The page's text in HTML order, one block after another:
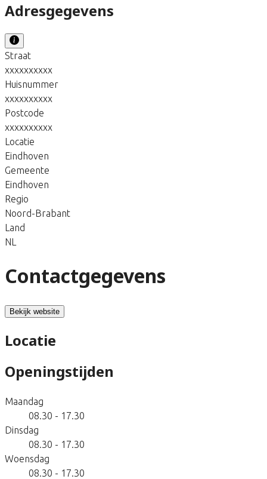
Adresgegevens
Straat
xxxxxxxxxx
Huisnummer
xxxxxxxxxx
Postcode
xxxxxxxxxx
Locatie
Eindhoven
Gemeente
Eindhoven
Regio
Noord-Brabant
Land
NL
Contactgegevens
Bekijk website
Locatie
Openingstijden
Maandag
08.30 - 17.30
Dinsdag
08.30 - 17.30
Woensdag
08.30 - 17.30